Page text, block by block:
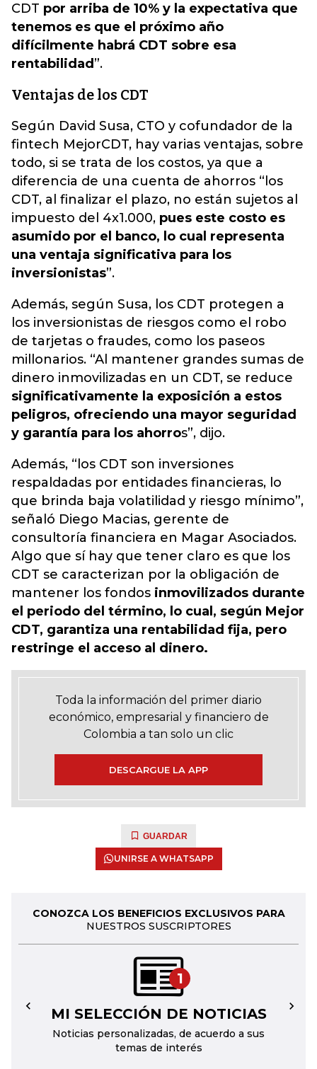
CDT por arriba de 10% y la expectativa que
tenemos es que el próximo año
difícilmente habrá CDT sobre esa
rentabilidad ”.
Ventajas de los CDT
Según David Susa, CTO y cofundador de la
fintech MejorCDT, hay varias ventajas, sobre
todo, si se trata de los costos, ya que a
diferencia de una cuenta de ahorros “los
CDT, al finalizar el plazo, no están sujetos al
impuesto del 4x1.000, pues este costo es
asumido por el banco, lo cual representa
una ventaja significativa para los
inversionistas”.
Además, según Susa, los CDT protegen a
los inversionistas de riesgos como el robo
de tarjetas o fraudes, como los paseos
millonarios. “Al mantener grandes sumas de
dinero inmovilizadas en un CDT, se reduce
significativamente la exposición a estos
peligros, ofreciendo una mayor seguridad
y garantía para los ahorros”, dijo.
Además, “los CDT son inversiones
respaldadas por entidades financieras, lo
que brinda baja volatilidad y riesgo mínimo”,
señaló Diego Macias, gerente de
consultoría financiera en Magar Asociados.
Algo que sí hay que tener claro es que los
CDT se caracterizan por la obligación de
mantener los fondos inmovilizados durante
el periodo del término, lo cual, según Mejor
CDT, garantiza una rentabilidad fija, pero
restringe el acceso al dinero.
Toda la información del primer diario
económico, empresarial y financiero de
Colombia a tan solo un clic
DESCARGUE LA APP
GUARDAR
UNIRSE A WHATSAPP
CONOZCA LOS BENEFICIOS EXCLUSIVOS PARA
NUESTROS SUSCRIPTORES
1
MI SELECCIÓN DE NOTICIAS
Noticias personalizadas, de acuerdo a sus
temas de interés
← →